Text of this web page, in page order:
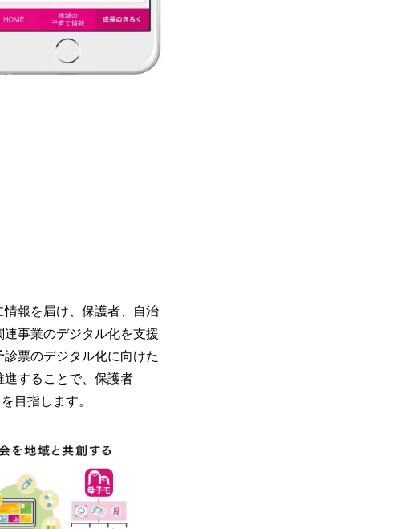
報を届け、保護者、自治
事業のデジタル化を支援
票のデジタル化に向けた
することで、保護者
目指します。